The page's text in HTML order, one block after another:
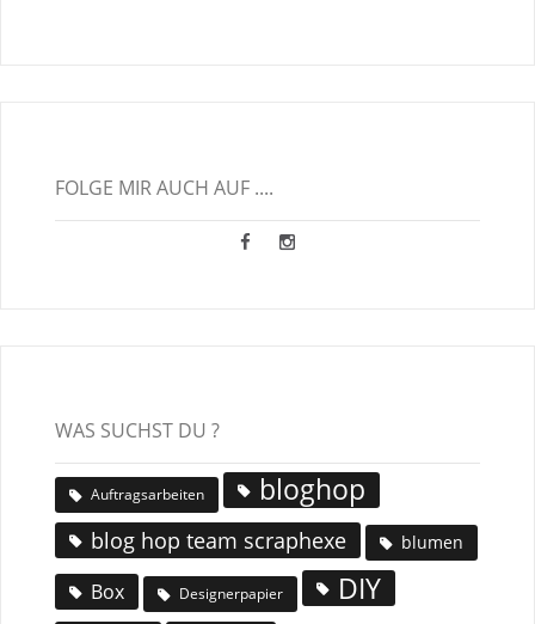
FOLGE MIR AUCH AUF ....
WAS SUCHST DU ?
Auftragsarbeiten bloghop
blog hop team scraphexe blumen
Box Designerpapier DIY